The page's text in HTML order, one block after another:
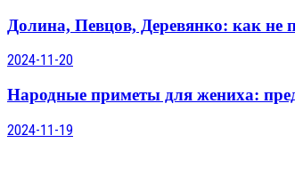
Долина, Певцов, Деревянко: как не
2024-11-20
Народные приметы для жениха:
2024-11-19